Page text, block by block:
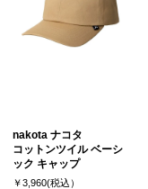
nakota ナコタ
コットンツイル ベーシ
ック キャップ
￥3,960(税込）